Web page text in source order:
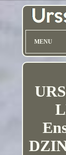
MENU